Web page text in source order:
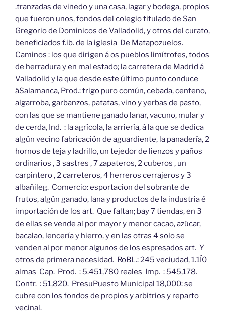
.tranzadas de viñedo y una casa, lagar y bodega, propios
que fueron unos, fondos del colegio titulado de San
Gregorio de Dominicos de Valladolid, y otros del curato,
beneficiados f.ib. de la iglesia De Matapozuelos.
Caminos : los que dirigen á os pueblos limítrofes, todos
de herradura y en mal estado; la carretera de Madrid á
Valladolid y la que desde este último punto conduce
áSalamanca, Prod.: trigo puro común, cebada, centeno,
algarroba, garbanzos, patatas, vino y yerbas de pasto,
con las que se mantiene ganado lanar, vacuno, mular y
de cerda, Ind. : la agrícola, la arriería, á la que se dedica
algún vecino fabricación de aguardiente, la panadería, 2
hornos de teja y ladrillo, un tejedor de lienzos y paños
ordinarios , 3 sastres , 7 zapateros, 2 cuberos , un
carpintero , 2 carreteros, 4 herreros cerrajeros y 3
albañileg. Comercio: esportacion del sobrante de
frutos, algún ganado, lana y productos de la industria é
importación de los art. Que faltan; bay 7 tiendas, en 3
de ellas se vende al por mayor y menor cacao, azúcar,
bacalao, lencería y hierro, y en las otras 4 solo se
venden al por menor algunos de los espresados art. Y
otros de primera necesidad. RoBL.: 245 veciudad, 1.1Í0
almas Cap. Prod. : 5.451,780 reales Imp. : 545,178.
Contr. : 51,820. PresuPuesto Municipal 18,000: se
cubre con los fondos de propios y arbitrios y reparto
vecinal.